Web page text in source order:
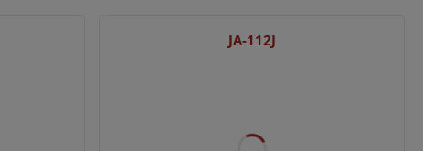
JA-112J